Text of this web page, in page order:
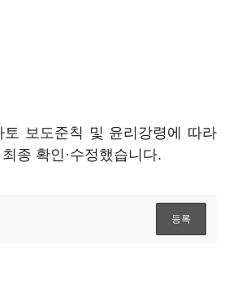
토 보도준칙 및 윤리강령에 따라
종 확인·수정했습니다.